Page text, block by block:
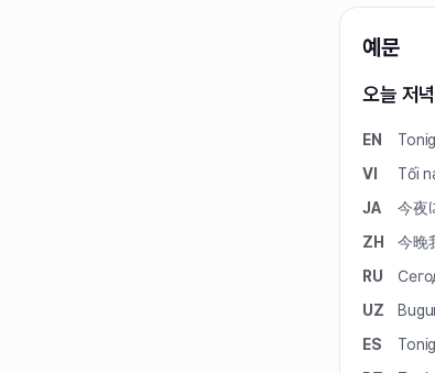
예문
오늘 저
EN
VI
Tối
JA
今夜
ZH
今晚
RU
UZ
ES